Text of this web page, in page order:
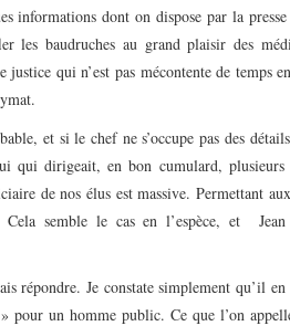
informations dont on dispose par la
les baudruches au grand plaisir des
qui n’est pas mécontente de temps
et si le chef ne s’occupe pas des
qui dirigeait, en bon cumulard,
de nos élus est massive. Permettant
semble le cas en l’espèce, et
répondre. Je constate simplement qu’il
» pour un homme public. Ce que l’on